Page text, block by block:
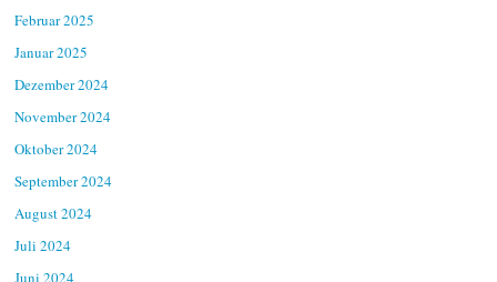
Februar 2025
Januar 2025
Dezember 2024
November 2024
Oktober 2024
September 2024
August 2024
Juli 2024
Juni 2024